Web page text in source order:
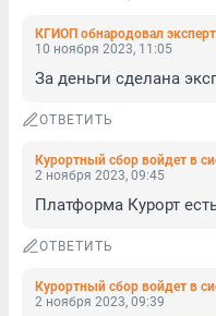
10 ноября 2023, 11:05
За деньги сделана
ОТВЕТИТЬ
2 ноября 2023, 09:45
Платформа Курорт
ОТВЕТИТЬ
2 ноября 2023, 09:39